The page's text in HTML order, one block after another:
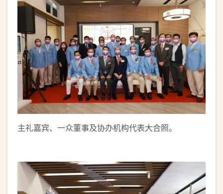
主礼嘉宾、一众董事及协办机构代表大合照。